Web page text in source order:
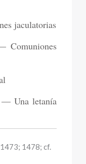
jaculatorias
Una letanía
1478; cf.